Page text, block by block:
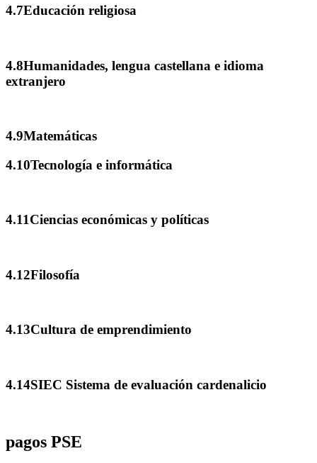
4.7Educación religiosa
4.8Humanidades, lengua castellana e idioma
extranjero
4.9Matemáticas
4.10Tecnología e informática
4.11Ciencias económicas y políticas
4.12Filosofía
4.13Cultura de emprendimiento
4.14SIEC Sistema de evaluación cardenalicio
pagos PSE